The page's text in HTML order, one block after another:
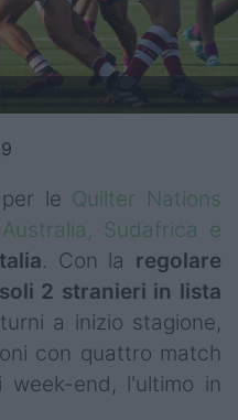
per le Quilter Nations
Sudafrica e
. Con la regolare
soli 2 stranieri in lista
a inizio stagione,
con quattro match
week-end, l'ultimo in